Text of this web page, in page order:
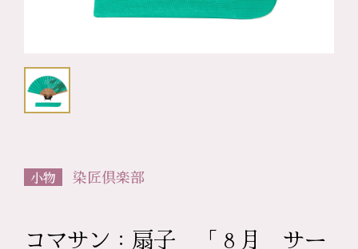
小物 染匠倶楽部
コマサン：扇子 「８月 サー